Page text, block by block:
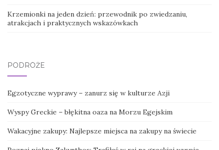
Krzemionki na jeden dzień: przewodnik po zwiedzaniu,
atrakcjach i praktycznych wskazówkach
PODRÓŻE
Egzotyczne wyprawy – zanurz się w kulturze Azji
Wyspy Greckie – błękitna oaza na Morzu Egejskim
Wakacyjne zakupy: Najlepsze miejsca na zakupy na świecie